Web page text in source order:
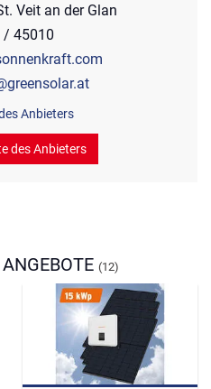
Veit an der Glan
/ 45010
Anbieters
des Anbieters
(12)